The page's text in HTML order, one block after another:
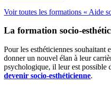
Voir toutes les formations « Aide
La formation socio-
Pour les esthéticiennes souhaitant
donner un nouvel élan à leur
psychologique, il leur est possible
devenir socio-esthéticienne.